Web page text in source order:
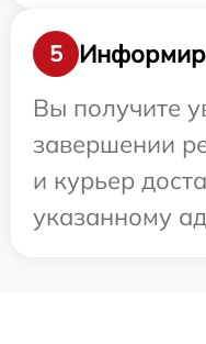
5
Вы получите
завершении
и курьер
указанному